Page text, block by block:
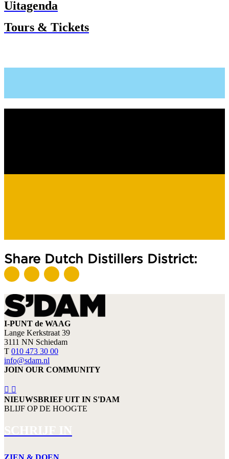
Uitagenda
Tours & Tickets
Share Dutch Distillers District:
I-PUNT de WAAG
Lange Kerkstraat 39
3111 NN Schiedam
T 010 473 30 00
info@sdam.nl
JOIN OUR COMMUNITY
NIEUWSBRIEF UIT IN S'DAM
BLIJF OP DE HOOGTE
SCHRIJF IN